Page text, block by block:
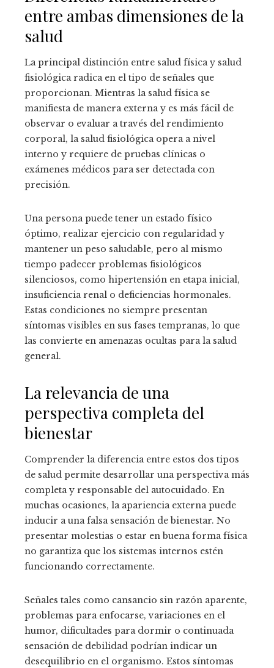
entre ambas dimensiones de la
salud
La principal distinción entre salud física y salud
fisiológica radica en el tipo de señales que
proporcionan. Mientras la salud física se
manifiesta de manera externa y es más fácil de
observar o evaluar a través del rendimiento
corporal, la salud fisiológica opera a nivel
interno y requiere de pruebas clínicas o
exámenes médicos para ser detectada con
precisión.
Una persona puede tener un estado físico
óptimo, realizar ejercicio con regularidad y
mantener un peso saludable, pero al mismo
tiempo padecer problemas fisiológicos
silenciosos, como hipertensión en etapa inicial,
insuficiencia renal o deficiencias hormonales.
Estas condiciones no siempre presentan
síntomas visibles en sus fases tempranas, lo que
las convierte en amenazas ocultas para la salud
general.
La relevancia de una
perspectiva completa del
bienestar
Comprender la diferencia entre estos dos tipos
de salud permite desarrollar una perspectiva más
completa y responsable del autocuidado. En
muchas ocasiones, la apariencia externa puede
inducir a una falsa sensación de bienestar. No
presentar molestias o estar en buena forma física
no garantiza que los sistemas internos estén
funcionando correctamente.
Señales tales como cansancio sin razón aparente,
problemas para enfocarse, variaciones en el
humor, dificultades para dormir o continuada
sensación de debilidad podrían indicar un
desequilibrio en el organismo. Estos síntomas